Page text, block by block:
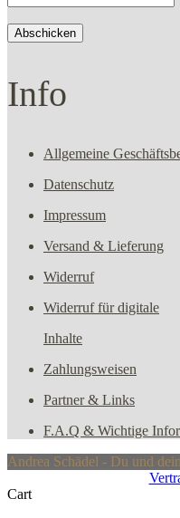
Info
Allgemeine
Datenschutz
Impressum
Versand & Lieferung
Widerruf
Widerruf für digitale
Inhalte
Zahlungsweisen
Partner & Links
F.A.Q & Wichtige
Andrea Schädel - Du und
Cart